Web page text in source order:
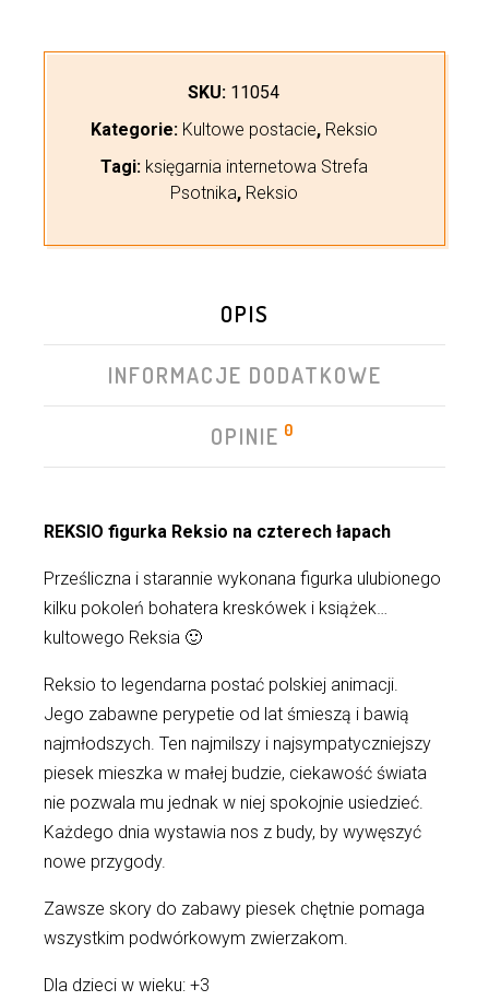
SKU: 11054
Kategorie: Kultowe postacie, Reksio
Tagi: księgarnia internetowa Strefa
Psotnika, Reksio
OPIS
INFORMACJE DODATKOWE
OPINIE 0
REKSIO figurka Reksio na czterech łapach
Prześliczna i starannie wykonana figurka ulubionego
kilku pokoleń bohatera kreskówek i książek…
kultowego Reksia 🙂
Reksio to legendarna postać polskiej animacji.
Jego zabawne perypetie od lat śmieszą i bawią
najmłodszych. Ten najmilszy i najsympatyczniejszy
piesek mieszka w małej budzie, ciekawość świata
nie pozwala mu jednak w niej spokojnie usiedzieć.
Każdego dnia wystawia nos z budy, by wywęszyć
nowe przygody.
Zawsze skory do zabawy piesek chętnie pomaga
wszystkim podwórkowym zwierzakom.
Dla dzieci w wieku: +3